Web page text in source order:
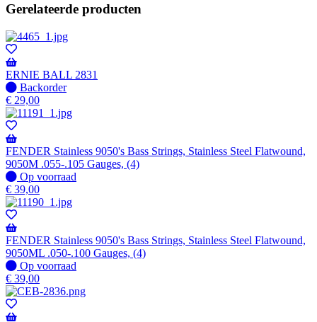
Gerelateerde producten
ERNIE BALL 2831
Niet
op
voorraad
-
Wordt
verzonden
wanneer
beschikbaar
Backorder
€ 29,00
FENDER Stainless 9050's Bass Strings, Stainless Steel Flatwound,
9050M .055-.105 Gauges, (4)
Op
voorraad
Op voorraad
€ 39,00
FENDER Stainless 9050's Bass Strings, Stainless Steel Flatwound,
9050ML .050-.100 Gauges, (4)
Op
voorraad
Op voorraad
€ 39,00